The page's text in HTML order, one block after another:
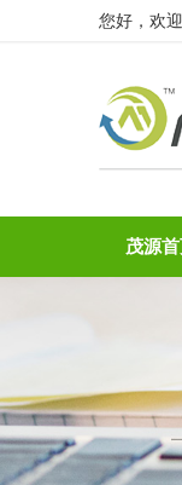
您好，欢
茂源